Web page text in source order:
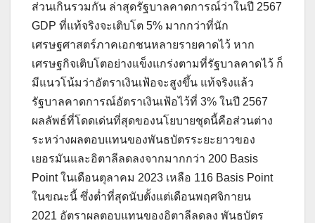
ส่วนเกินรวมกัน ล่าสุดรัฐบาลคาดการณ์ว่าในปี 2567
GDP ที่แท้จริงจะเติบโต 5% มากกว่าที่นัก
เศรษฐศาสตร์ภาคเอกชนหลายรายคาดไว้ หาก
เศรษฐกิจเติบโตอย่างแข็งแกร่งตามที่รัฐบาลคาดไว้ ก็
มีแนวโน้มว่าอัตราเงินเฟ้อจะสูงขึ้น แท้จริงแล้ว
รัฐบาลคาดการณ์อัตราเงินเฟ้อไว้ที่ 3% ในปี 2567
ผลลัพธ์ที่โดดเด่นที่สุดของนโยบายชุดนี้คือส่วนต่าง
ระหว่างผลตอบแทนของพันธบัตรระยะยาวของ
เยอรมันและอิตาลีลดลงจากมากกว่า 200 Basis
Point ในเดือนตุลาคม 2023 เหลือ 116 Basis Point
ในขณะนี้ ซึ่งต่ำที่สุดนับตั้งแต่เดือนพฤศจิกายน
2021 อัตราผลตอบแทนของอิตาลีลดลง พันธบัตร